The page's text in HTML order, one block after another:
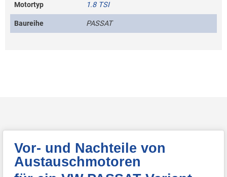
Motortyp 1.8 TSI
Baureihe PASSAT
Vor- und Nachteile von
Austauschmotoren